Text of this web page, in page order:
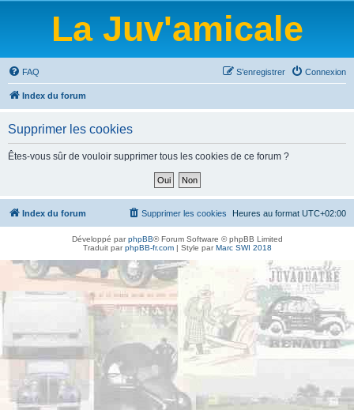
La Juv'amicale
FAQ Connexion
S’enregistrer
Index du forum
Supprimer les cookies
Êtes-vous sûr de vouloir supprimer tous les cookies de ce forum ?
Index du forum Heures au format UTC+02:00
Supprimer les cookies
Développé parphpBB® Forum Software © phpBB Limited
Traduit parphpBB-fr.com| Style parMarc SWI 2018